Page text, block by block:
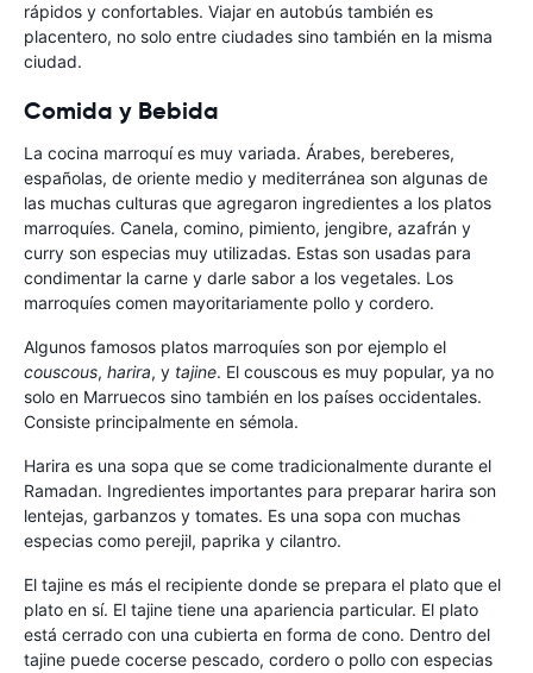
rápidos y confortables. Viajar en autobús también es
placentero, no solo entre ciudades sino también en la misma
ciudad.
Comida y Bebida
La cocina marroquí es muy variada. Árabes, bereberes,
españolas, de oriente medio y mediterránea son algunas de
las muchas culturas que agregaron ingredientes a los platos
marroquíes. Canela, comino, pimiento, jengibre, azafrán y
curry son especias muy utilizadas. Estas son usadas para
condimentar la carne y darle sabor a los vegetales. Los
marroquíes comen mayoritariamente pollo y cordero.
Algunos famosos platos marroquíes son por ejemplo el
couscous, harira, y tajine. El couscous es muy popular, ya no
solo en Marruecos sino también en los países occidentales.
Consiste principalmente en sémola.
Harira es una sopa que se come tradicionalmente durante el
Ramadan. Ingredientes importantes para preparar harira son
lentejas, garbanzos y tomates. Es una sopa con muchas
especias como perejil, paprika y cilantro.
El tajine es más el recipiente donde se prepara el plato que el
plato en sí. El tajine tiene una apariencia particular. El plato
está cerrado con una cubierta en forma de cono. Dentro del
tajine puede cocerse pescado, cordero o pollo con especias